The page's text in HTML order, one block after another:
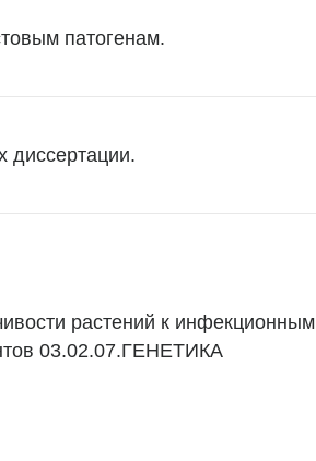
патогенам.
диссертации.
растений к инфекционным
03.02.07.ГЕНЕТИКА